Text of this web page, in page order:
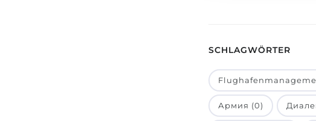
SCHLAGWÖRTER
Армия (0)